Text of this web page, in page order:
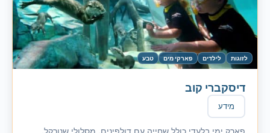
לזוגות לילדים פארקי מים טבע
דיסקברי קוב
מידע
פארק ימי בלעדי כולל שחייה עם דולפינים, מסלולי שנורקל,